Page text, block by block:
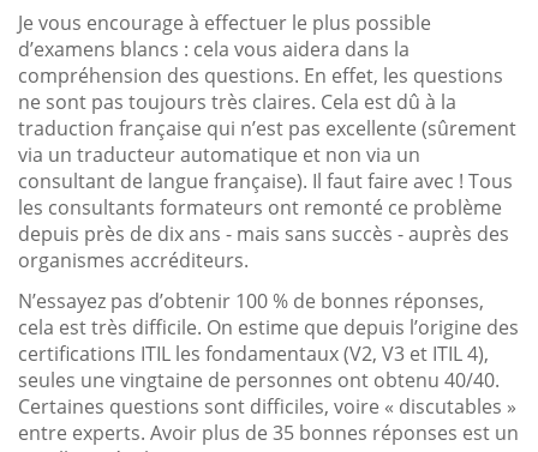
Je vous encourage à effectuer le plus possible
d’examens blancs : cela vous aidera dans la
compréhension des questions. En effet, les questions
ne sont pas toujours très claires. Cela est dû à la
traduction française qui n’est pas excellente (sûrement
via un traducteur automatique et non via un
consultant de langue française). Il faut faire avec ! Tous
les consultants formateurs ont remonté ce problème
depuis près de dix ans - mais sans succès - auprès des
organismes accréditeurs.
N’essayez pas d’obtenir 100 % de bonnes réponses,
cela est très difficile. On estime que depuis l’origine des
certifications ITIL les fondamentaux (V2, V3 et ITIL 4),
seules une vingtaine de personnes ont obtenu 40/40.
Certaines questions sont difficiles, voire « discutables »
entre experts. Avoir plus de 35 bonnes réponses est un